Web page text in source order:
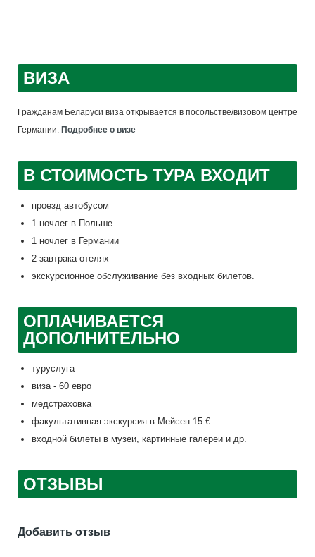
ВИЗА
Гражданам Беларуси виза открывается в посольстве/визовом центре
Германии. Подробнее о визе
В СТОИМОСТЬ ТУРА ВХОДИТ
проезд автобусом
1 ночлег в Польше
1 ночлег в Германии
2 завтрака отелях
экскурсионное обслуживание без входных билетов.
ОПЛАЧИВАЕТСЯ
ДОПОЛНИТЕЛЬНО
туруслуга
виза - 60 евро
медстраховка
факультативная экскурсия в Мейсен 15 €
входной билеты в музеи, картинные галереи и др.
ОТЗЫВЫ
Добавить отзыв